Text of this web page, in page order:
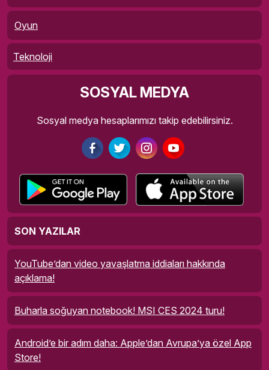
Oyun
Teknoloji
SOSYAL MEDYA
Sosyal medya hesaplarımızı takip edebilirsiniz.
SON YAZILAR
YouTube’dan video yavaşlatma iddiaları hakkında
açıklama!
Buharla soğuyan notebook! MSI CES 2024 turu!
Android’e bir adım daha: Apple’dan Avrupa’ya özel App
Store!